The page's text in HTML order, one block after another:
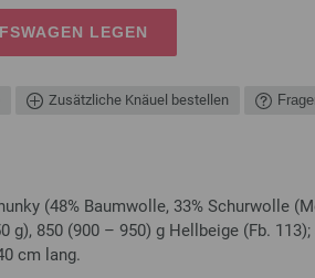
LEGEN
Zusätzliche Knäuel bestellen
(48% Baumwolle, 33% Schurwolle
g), 850 (900 – 950) g Hellbeige (Fb.
cm lang.